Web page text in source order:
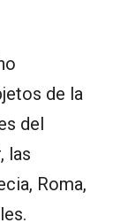
de la
del
las
Roma,